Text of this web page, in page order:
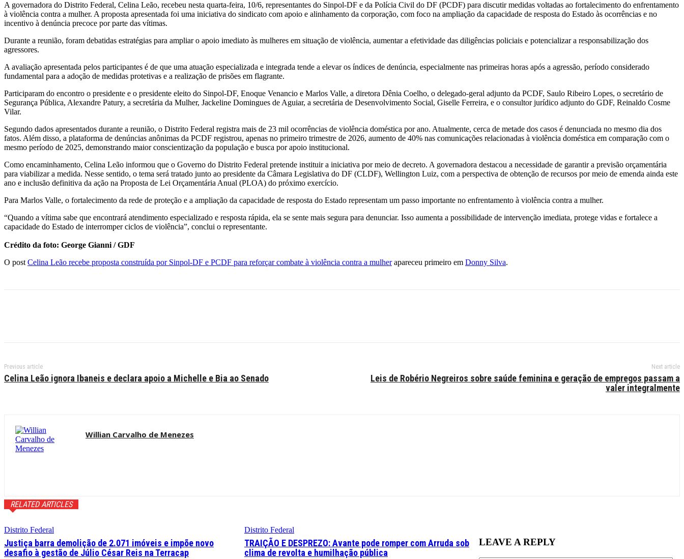
A governadora do Distrito Federal, Celina Leão, recebeu nesta quarta-feira, 10/6, representantes do Sinpol-DF e da Polícia Civil do DF (PCDF) para discutir medidas voltadas ao fortalecimento do enfrentamento
à violência contra a mulher. A proposta apresentada foi uma iniciativa do sindicato com apoio e alinhamento da corporação, com foco na ampliação da capacidade de resposta do Estado às ocorrências e no
incentivo à denúncia precoce por parte das vítimas.
Durante a reunião, foram debatidas estratégias para ampliar o apoio imediato às mulheres em situação de violência, aumentar a efetividade das diligências policiais e potencializar a responsabilização dos
agressores.
A avaliação apresentada pelos participantes é de que uma atuação especializada e integrada tende a elevar os índices de denúncia, especialmente nas primeiras horas após a agressão, período considerado
fundamental para a adoção de medidas protetivas e a realização de prisões em flagrante.
Participaram do encontro o presidente e o presidente eleito do Sinpol-DF, Enoque Venancio e Marlos Valle, a diretora Dênia Coelho, o delegado-geral adjunto da PCDF, Saulo Ribeiro Lopes, o secretário de
Segurança Pública, Alexandre Patury, a secretária da Mulher, Jackeline Domingues de Aguiar, a secretária de Desenvolvimento Social, Giselle Ferreira, e o consultor jurídico adjunto do GDF, Reinaldo Cosme
Vilar.
Segundo dados apresentados durante a reunião, o Distrito Federal registra mais de 23 mil ocorrências de violência doméstica por ano. Atualmente, cerca de metade dos casos é denunciada no mesmo dia dos
fatos. Além disso, a plataforma de denúncias anônimas da PCDF registrou, apenas no primeiro trimestre de 2026, aumento de 40% nas comunicações relacionadas à violência doméstica em comparação com o
mesmo período de 2025, demonstrando maior conscientização da população e busca por apoio institucional.
Como encaminhamento, Celina Leão informou que o Governo do Distrito Federal pretende instituir a iniciativa por meio de decreto. A governadora destacou a necessidade de garantir a previsão orçamentária
para viabilizar a medida. Nesse sentido, o tema será tratado junto ao presidente da Câmara Legislativa do DF (CLDF), Wellington Luiz, com a perspectiva de obtenção de recursos por meio de emenda ainda este
ano e inclusão definitiva da ação na Proposta de Lei Orçamentária Anual (PLOA) do próximo exercício.
Para Marlos Valle, o fortalecimento da rede de proteção e a ampliação da capacidade de resposta do Estado representam um passo importante no enfrentamento à violência contra a mulher.
“Quando a vítima sabe que encontrará atendimento especializado e resposta rápida, ela se sente mais segura para denunciar. Isso aumenta a possibilidade de intervenção imediata, protege vidas e fortalece a
capacidade do Estado de interromper ciclos de violência”, conclui o representante.
Crédito da foto: George Gianni / GDF
O post Celina Leão recebe proposta construída por Sinpol-DF e PCDF para reforçar combate à violência contra a mulherapareceu primeiro em Donny Silva.
Previous article
Celina Leão ignora Ibaneis e declara apoio a Michelle e Bia ao Senado
Next article
Leis de Robério Negreiros sobre saúde feminina e geração de empregos passam a
valer integralmente
Willian Carvalho de Menezes
RELATED ARTICLES
Distrito Federal
Justiça barra demolição de 2.071 imóveis e impõe novo
desafio à gestão de Júlio César Reis na Terracap
Distrito Federal
TRAIÇÃO E DESPREZO: Avante pode romper com Arruda sob
clima de revolta e humilhação pública
LEAVE A REPLY